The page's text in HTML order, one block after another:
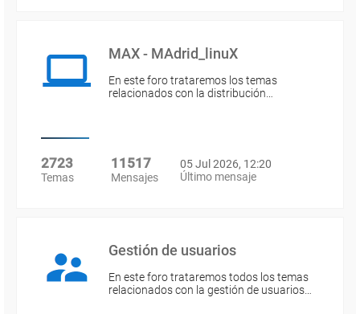
MAX - MAdrid_linuX
En este foro trataremos los temas
relacionados con la distribución…
2723
Temas
11517
Mensajes
05 Jul 2026, 12:20
Último mensaje
Gestión de usuarios
En este foro trataremos todos los temas
relacionados con la gestión de usuarios…